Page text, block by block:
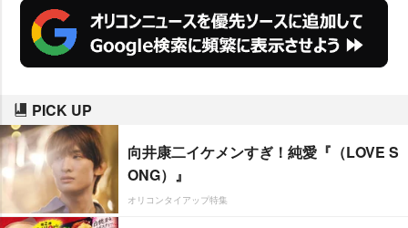
PICK UP
向井康二イケメンすぎ！純愛『（LOVE S
ONG）』
オリコンタイアップ特集